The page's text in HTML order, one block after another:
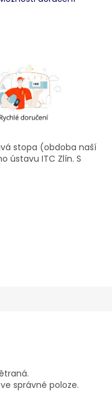
stopa (obdoba naší
ústavu ITC Zlín. S
správné poloze.